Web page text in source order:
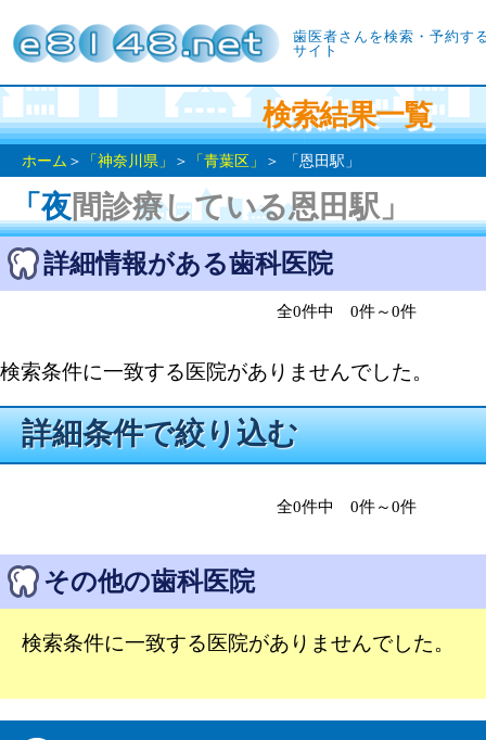
歯医者さんを検索・予約す
サイト
検索結果一覧
ホーム ＞ 「神奈川県」 ＞ 「青葉区」 ＞ 「恩田駅」
「夜間診療している恩田駅」
詳細情報がある歯科医院
全0件中 0件～0件
検索条件に一致する医院がありませんでした。
詳細条件で絞り込む
全0件中 0件～0件
その他の歯科医院
検索条件に一致する医院がありませんでした。